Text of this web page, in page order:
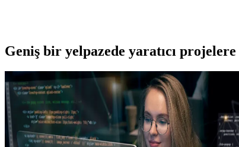
Geniş bir yelpazede yaratıcı projelere